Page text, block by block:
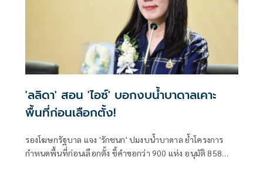
'ลลิดา' สอน 'ไอซ์' บอกงบน้ำบาดาลเคาะ
พื้นที่ก่อนเลือกตั้ง!
รองโฆษกรัฐบาล แจง 'รักชนก' ปมงบน้ำบาดาล ย้ำโครงการ
กำหนดพื้นที่ก่อนเลือกตั้ง ชี้คำขอกว่า 900 แห่ง อนุมัติ 858